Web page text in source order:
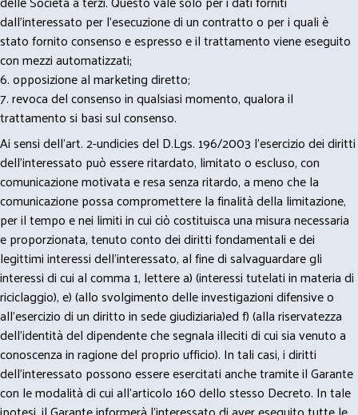
dall’interessato per l’esecuzione di un contratto o per i quali è
stato fornito consenso e espresso e il trattamento viene eseguito
con mezzi automatizzati;
6. opposizione al marketing diretto;
7. revoca del consenso in qualsiasi momento, qualora il
trattamento si basi sul consenso.
Ai sensi dell’art. 2-undicies del D.Lgs. 196/2003 l’esercizio dei diritti
dell’interessato può essere ritardato, limitato o escluso, con
comunicazione motivata e resa senza ritardo, a meno che la
comunicazione possa compromettere la finalità della limitazione,
per il tempo e nei limiti in cui ciò costituisca una misura necessaria
e proporzionata, tenuto conto dei diritti fondamentali e dei
legittimi interessi dell’interessato, al fine di salvaguardare gli
interessi di cui al comma 1, lettere a) (interessi tutelati in materia di
riciclaggio), e) (allo svolgimento delle investigazioni difensive o
all’esercizio di un diritto in sede giudiziaria)ed f) (alla riservatezza
dell’identità del dipendente che segnala illeciti di cui sia venuto a
conoscenza in ragione del proprio ufficio). In tali casi, i diritti
dell’interessato possono essere esercitati anche tramite il Garante
con le modalità di cui all’articolo 160 dello stesso Decreto. In tale